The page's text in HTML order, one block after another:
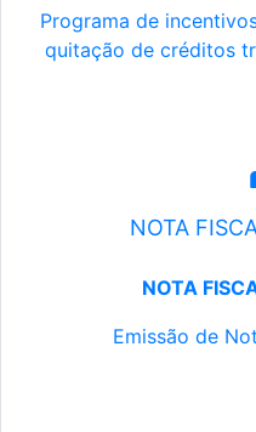
Programa de
quitação de créditos
NOTA
NOTA
Emissão de